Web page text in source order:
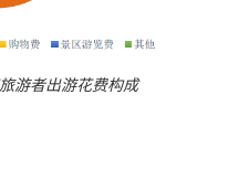
游者出游花费构成